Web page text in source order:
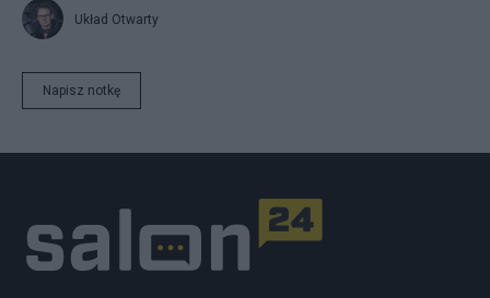
Układ Otwarty
Napisz notkę